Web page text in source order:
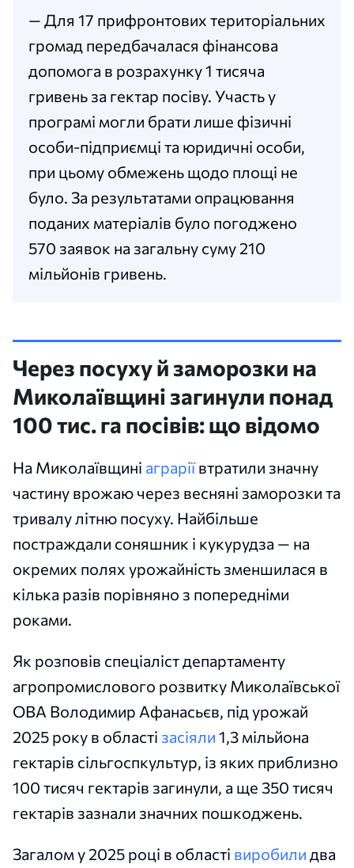
— Для 17 прифронтових територіальних
громад передбачалася фінансова
допомога в розрахунку 1 тисяча
гривень за гектар посіву. Участь у
програмі могли брати лише фізичні
особи-підприємці та юридичні особи,
при цьому обмежень щодо площі не
було. За результатами опрацювання
поданих матеріалів було погоджено
570 заявок на загальну суму 210
мільйонів гривень.
Через посуху й заморозки на
Миколаївщині загинули понад
100 тис. га посівів: що відомо
На Миколаївщині аграріївтратили значну
частину врожаю через весняні заморозки та
тривалу літню посуху. Найбільше
постраждали соняшник і кукурудза — на
окремих полях урожайність зменшилася в
кілька разів порівняно з попередніми
роками.
Як розповів спеціаліст департаменту
агропромислового розвитку Миколаївської
ОВА Володимир Афанасьєв, під урожай
2025 року в області засіяли 1,3 мільйона
гектарів сільгоспкультур, із яких приблизно
100 тисяч гектарів загинули, а ще 350 тисяч
гектарів зазнали значних пошкоджень.
Загалом у 2025 році в області виробили два